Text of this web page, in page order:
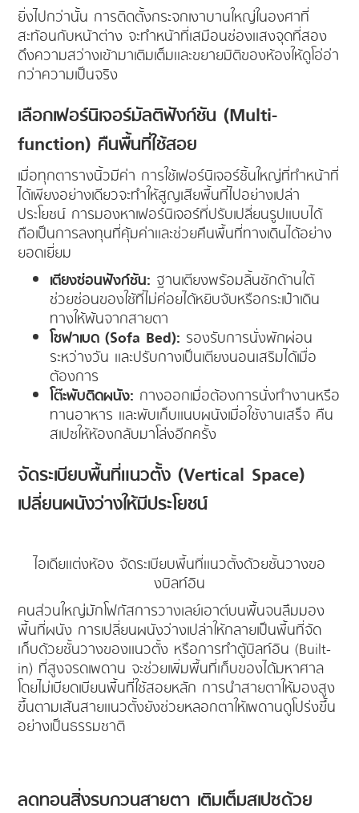
ยิ่งไปกว่านั้น การติดตั้งกระจกเงาบานใหญ่ในองศาที่
สะท้อนกับหน้าต่าง จะทำหน้าที่เสมือนช่องแสงจุดที่สอง
ดึงความสว่างเข้ามาเติมเต็มและขยายมิติของห้องให้ดูโอ่อ่า
กว่าความเป็นจริง
เลือกเฟอร์นิเจอร์มัลติฟังก์ชัน (Multi-
function) คืนพื้นที่ใช้สอย
เมื่อทุกตารางนิ้วมีค่า การใช้เฟอร์นิเจอร์ชิ้นใหญ่ที่ทำหน้าที่
ได้เพียงอย่างเดียวจะทำให้สูญเสียพื้นที่ไปอย่างเปล่า
ประโยชน์ การมองหาเฟอร์นิเจอร์ที่ปรับเปลี่ยนรูปแบบได้
ถือเป็นการลงทุนที่คุ้มค่าและช่วยคืนพื้นที่ทางเดินได้อย่าง
ยอดเยี่ยม
เตียงซ่อนฟังก์ชัน: ฐานเตียงพร้อมลิ้นชักด้านใต้
ช่วยซ่อนของใช้ที่ไม่ค่อยได้หยิบจับหรือกระเป๋าเดิน
ทางให้พ้นจากสายตา
โซฟาเบด (Sofa Bed): รองรับการนั่งพักผ่อน
ระหว่างวัน และปรับกางเป็นเตียงนอนเสริมได้เมื่อ
ต้องการ
โต๊ะพับติดผนัง: กางออกเมื่อต้องการนั่งทำงานหรือ
ทานอาหาร และพับเก็บแนบผนังเมื่อใช้งานเสร็จ คืน
สเปซให้ห้องกลับมาโล่งอีกครั้ง
จัดระเบียบพื้นที่แนวตั้ง (Vertical Space)
เปลี่ยนผนังว่างให้มีประโยชน์
ไอเดียแต่งห้อง จัดระเบียบพื้นที่แนวตั้งด้วยชั้นวางขอ
งบิลท์อิน
คนส่วนใหญ่มักโฟกัสการวางเลย์เอาต์บนพื้นจนลืมมอง
พื้นที่ผนัง การเปลี่ยนผนังว่างเปล่าให้กลายเป็นพื้นที่จัด
เก็บด้วยชั้นวางของแนวตั้ง หรือการทำตู้บิลท์อิน (Built-
in) ที่สูงจรดเพดาน จะช่วยเพิ่มพื้นที่เก็บของได้มหาศาล
โดยไม่เบียดเบียนพื้นที่ใช้สอยหลัก การนำสายตาให้มองสูง
ขึ้นตามเส้นสายแนวตั้งยังช่วยหลอกตาให้เพดานดูโปร่งขึ้น
อย่างเป็นธรรมชาติ
ลดทอนสิ่งรบกวนสายตา เติมเต็มสเปซด้วย